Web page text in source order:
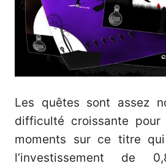
Les quêtes sont assez
difficulté croissante
moments sur ce titre
l’investissement de